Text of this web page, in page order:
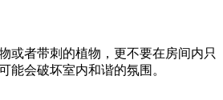
或者带刺的植物，更不要在房间内只
会破坏室内和谐的氛围。